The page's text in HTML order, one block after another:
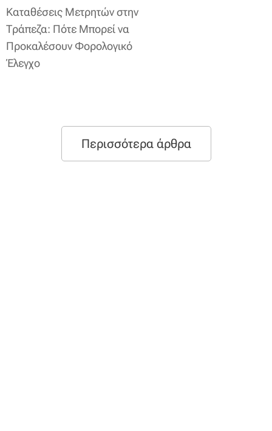
Καταθέσεις Μετρητών στην
Τράπεζα: Πότε Μπορεί να
Προκαλέσουν Φορολογικό
Έλεγχο
Περισσότερα άρθρα